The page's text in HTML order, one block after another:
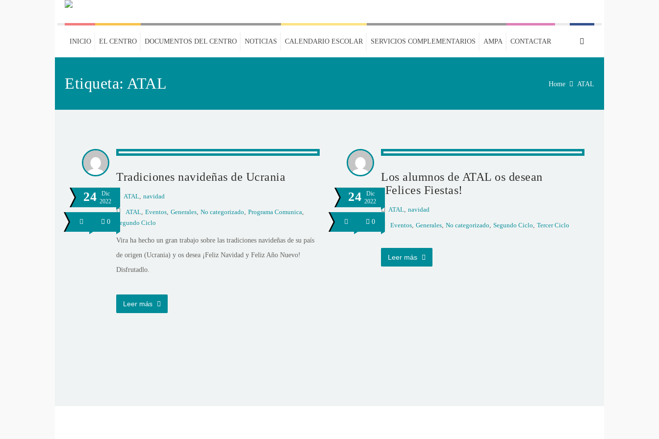
INICIO EL CENTRO DOCUMENTOS DEL CENTRO NOTICIAS CALENDARIO ESCOLAR SERVICIOS COMPLEMENTARIOS AMPA CONTACTAR
Etiqueta: ATAL Home ATAL
24
Dic
2022
0
Tradiciones navideñas de Ucrania
ATAL, navidad
ATAL, Eventos, Generales, No categorizado, Programa Comunica,
Segundo Ciclo
Vira ha hecho un gran trabajo sobre las tradiciones navideñas de su país
de origen (Ucrania) y os desea ¡Feliz Navidad y Feliz Año Nuevo!
Disfrutadlo.
Leer más
24
Dic
2022
0
Los alumnos de ATAL os desean
¡Felices Fiestas!
ATAL, navidad
Eventos, Generales, No categorizado, Segundo Ciclo, Tercer Ciclo
Leer más